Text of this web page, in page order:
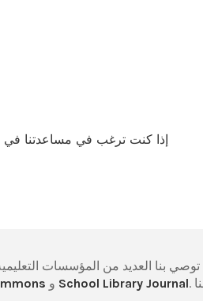
إذا كنت ترغب في مساعدتنا في
توصي بنا العديد من المؤسسات
School Library Journal. يُرجى العلم أن بعض هذه التوصيات مُدرجة تحت اسمنا